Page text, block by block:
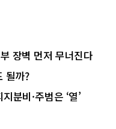
장벽 먼저 무너진다
될까?
분비·주범은 ‘열’